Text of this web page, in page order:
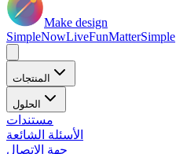
Make design
SimpleNowLiveFunMatterSimple
المنتجات
الحلول
مستندات
الأسئلة الشائعة
جهة الاتصال